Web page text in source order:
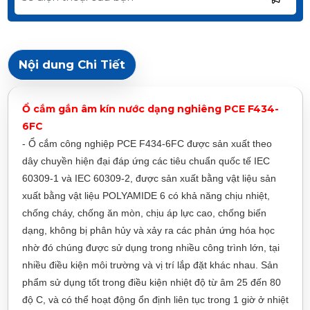
Nội dung Chi Tiết
Ổ cắm gắn âm kín nước dạng nghiêng PCE F434-
6FC
- Ổ cắm công nghiệp PCE F434-6FC được sản xuất theo
dây chuyền hiện đại đáp ứng các tiêu chuẩn quốc tế IEC
60309-1 và IEC 60309-2, được sản xuất bằng vật liệu sản
xuất bằng vật liệu POLYAMIDE 6 có khả năng chịu nhiệt,
chống cháy, chống ăn mòn, chịu áp lực cao, chống biến
dạng, không bị phân hủy và xảy ra các phản ứng hóa học
nhờ đó chúng được sử dụng trong nhiều công trình lớn, tại
nhiều điều kiện môi trường và vị trí lắp đặt khác nhau. Sản
phẩm sử dụng tốt trong điều kiện nhiệt độ từ âm 25 đến 80
độ C, và có thể hoạt động ổn định liên tục trong 1 giờ ở nhiệt